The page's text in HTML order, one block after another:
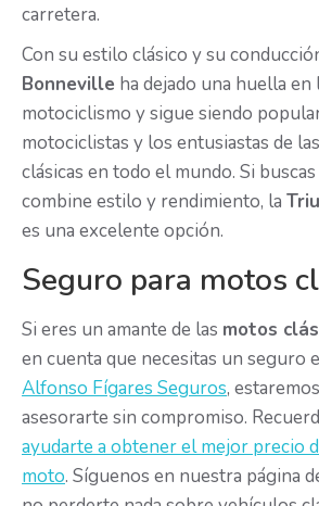
carretera.
Con su estilo clásico y su
Bonneville ha dejado una huella
motociclismo y sigue siendo
motociclistas y los entusiastas de
clásicas en todo el mundo. Si
combine estilo y rendimiento, la
es una excelente opción.
Seguro para motos
Si eres un amante de las motos
en cuenta que necesitas un seguro
Alfonso Fígares Seguros,
asesorarte sin compromiso.
ayudarte a obtener el mejor precio
moto. Síguenos en nuestra página